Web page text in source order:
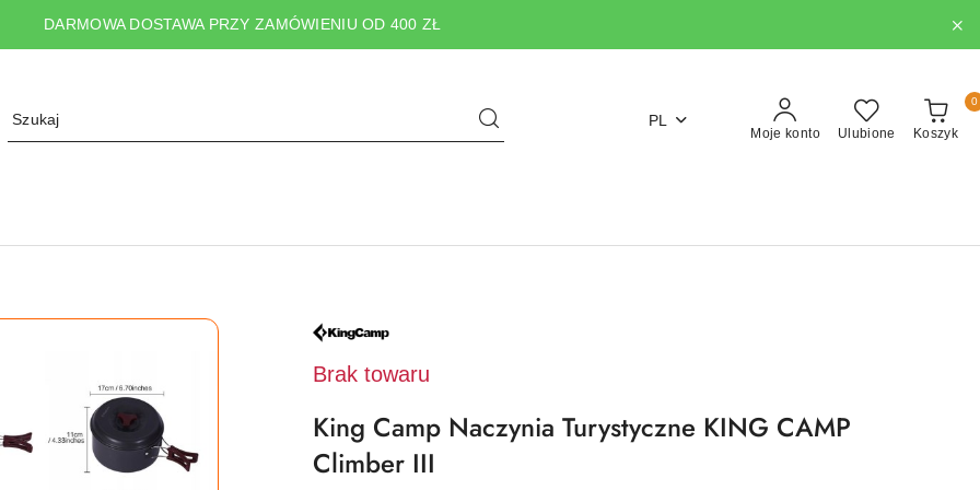
DARMOWA DOSTAWA PRZY ZAMÓWIENIU OD 400 ZŁ
PL
Moje konto Ulubione Koszyk
0
NAZWA
PRODUCENTA:
CAMP
Brak towaru
King Camp Naczynia Turystyczne KING CAMP
Climber III